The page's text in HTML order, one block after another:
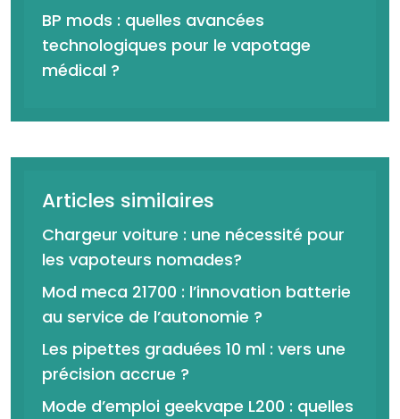
BP mods : quelles avancées
technologiques pour le vapotage
médical ?
Articles similaires
Chargeur voiture : une nécessité pour
les vapoteurs nomades?
Mod meca 21700 : l’innovation batterie
au service de l’autonomie ?
Les pipettes graduées 10 ml : vers une
précision accrue ?
Mode d’emploi geekvape L200 : quelles